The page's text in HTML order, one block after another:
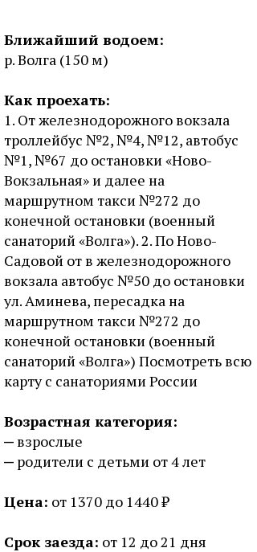
Ближайший водоем:
р. Волга (150 м)
Как проехать:
1. От железнодорожного вокзала
троллейбус №2, №4, №12, автобус
№1, №67 до остановки «Ново-
Вокзальная» и далее на
маршрутном такси №272 до
конечной остановки (военный
санаторий «Волга»). 2. По Ново-
Садовой от в железнодорожного
вокзала автобус №50 до остановки
ул. Аминева, пересадка на
маршрутном такси №272 до
конечной остановки (военный
санаторий «Волга») Посмотреть всю
карту с санаториями России
Возрастная категория:
взрослые
родители с детьми от 4 лет
Цена: от 1370 до 1440 ₽
Срок заезда: от 12 до 21 дня